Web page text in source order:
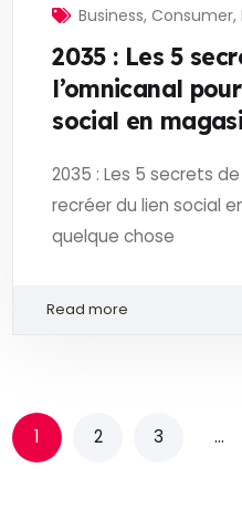
Business,Consumer,
2035 : Les 5
l’omnicanal
social en
2035 : Les 5 secrets
recréer du lien social
quelque chose
Read more
1 2 3 …